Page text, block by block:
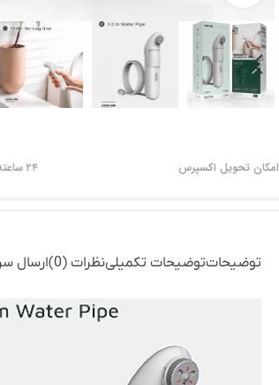
امکان تحویل اکسپرس ۲۴ ساعته، ۷ روز هفته
توضیحاتتوضیحات تکمیلینظرات (0) ارسال